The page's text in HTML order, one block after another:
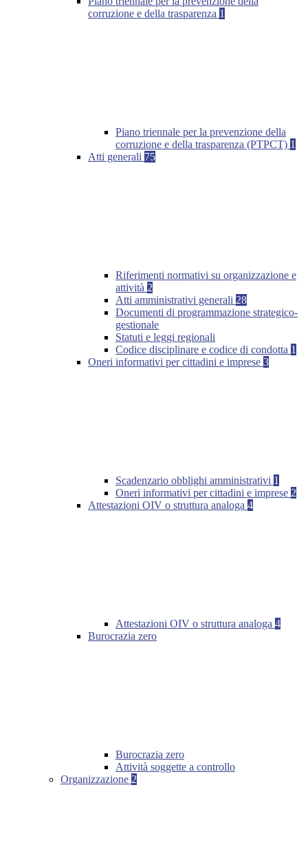
corruzione e della trasparenza 1
Piano triennale per la prevenzione della
corruzione e della trasparenza (PTPCT) 1
Atti generali 75
Riferimenti normativi su organizzazione e
attività 2
Atti amministrativi generali 28
Documenti di programmazione strategico-
gestionale
Statuti e leggi regionali
Codice disciplinare e codice di condotta 1
Oneri informativi per cittadini e imprese 3
Scadenzario obblighi amministrativi 1
Oneri informativi per cittadini e imprese 2
Attestazioni OIV o struttura analoga 4
Attestazioni OIV o struttura analoga 4
Burocrazia zero
Burocrazia zero
Attività soggette a controllo
Organizzazione 2